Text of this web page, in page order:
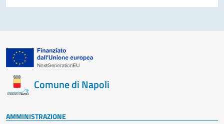
Comune di Napoli
AMMINISTRAZIONE